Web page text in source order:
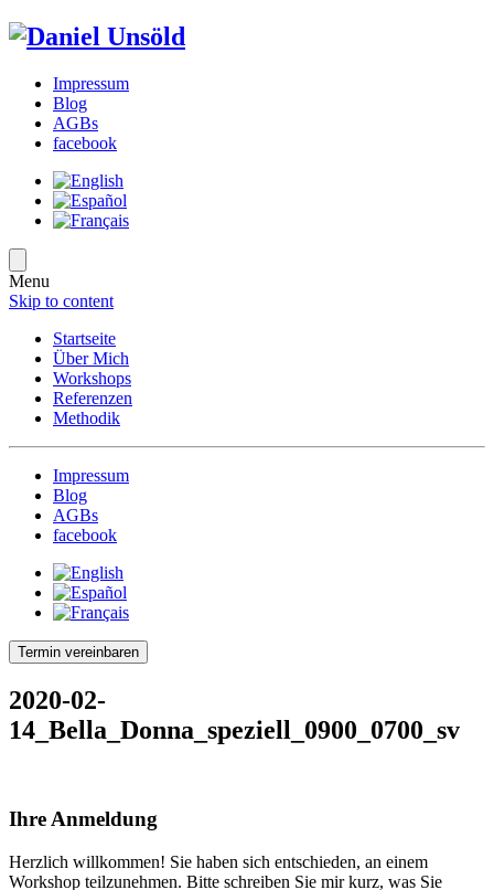
Impressum
Blog
AGBs
facebook
Menu
Skip to content
Startseite
Über Mich
Workshops
Referenzen
Methodik
Impressum
Blog
AGBs
facebook
Termin vereinbaren
2020-02-
14_Bella_Donna_speziell_0900_0700_sv
Ihre Anmeldung
Herzlich willkommen! Sie haben sich entschieden, an einem
Workshop teilzunehmen. Bitte schreiben Sie mir kurz, was Sie